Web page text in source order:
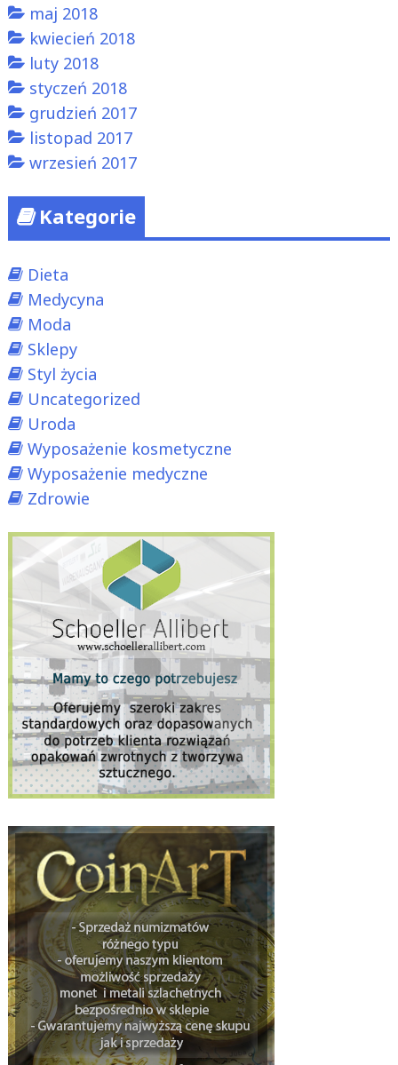
maj 2018
kwiecień 2018
luty 2018
styczeń 2018
grudzień 2017
listopad 2017
wrzesień 2017
Kategorie
Dieta
Medycyna
Moda
Sklepy
Styl życia
Uncategorized
Uroda
Wyposażenie kosmetyczne
Wyposażenie medyczne
Zdrowie